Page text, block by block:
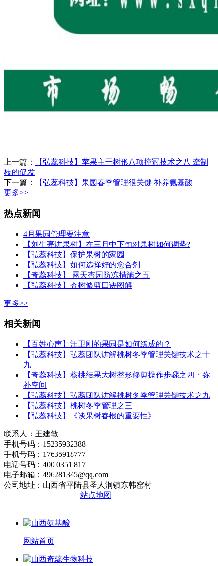
上一篇：
【弘蕊科技】苹果主干树形八项控冠技术之八 牵制
枝的促发
下一篇：
【弘蕊科技】果园春季管理很关键 补养氨基酸
更多>>
热点新闻
4月果园管理要注意
【刘生亮讲果树】在三月中下旬对果树如何调势?
【弘蕊科技】保护果树的家园
【弘蕊科技】如何选择好的愈合剂
【奇蕊科技】 露天杏园防冻措施之五
【弘蕊科技】杏树修剪囗诀图解
更多>>
相关新闻
【百姓心声】汪卫刚的果园是如何练成的？
【弘蕊科技】弘蕊团队讲解桃树冬季管理关键技术之十
九
【奇蕊科技】核桃结果大树整形修剪操作步骤之四：弥
补空间
【弘蕊科技】弘蕊团队讲解桃树冬季管理关键技术之九
【弘蕊科技】桃树冬季管理之三
【弘蕊科技】《谈果树春根的重要性》
联系人：王建敏
手机号码：15235932388
手机号码：17635918777
电话号码：400 0351 817
电子邮箱：496281345@qq.com
公司地址：山西省平陆县圣人涧镇东韩窑村
站点地图
网站首页